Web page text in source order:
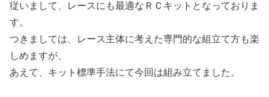
従いまして、レースにも最適なＲＣキットとなっておりま
す。
つきましては、レース主体に考えた専門的な組立て方も楽
しめますが、
あえて、キット標準手法にて今回は組み立てました。